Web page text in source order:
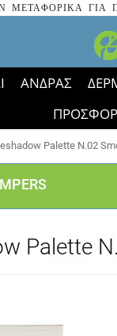
ΜΕΤΑΦΟΡΙΚΑ ΓΙΑ
ΑΝΔΡΑΣ
2023 τα
Palette N.02
Palette